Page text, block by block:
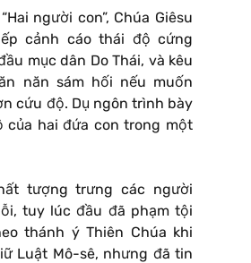
người con”, Chúa Giêsu
cảnh cáo thái độ cứng
mục dân Do Thái, và kêu
năn sám hối nếu muốn
cứu độ. Dụ ngôn trình bày
của hai đứa con trong một
tượng trưng các người
tuy lúc đầu đã phạm tội
thánh ý Thiên Chúa khi
Luật Mô-sê, nhưng đã tin